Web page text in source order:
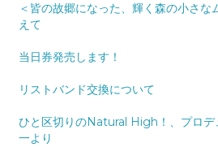
＜皆の故郷になった、輝く森の小さ
えて
当日券発売します！
リストバンド交換について
ひと区切りのNatural High！、プロデ
一より